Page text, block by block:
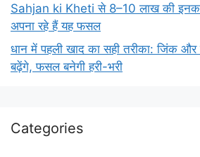
Sahjan ki Kheti से 8–10 लाख की
अपना रहे हैं यह फसल
धान में पहली खाद का सही तरीका: जिंक
बढ़ेंगे, फसल बनेगी हरी-भरी
Categories